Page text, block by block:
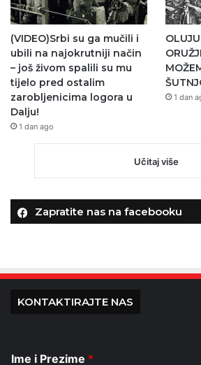
(VIDEO)Srbi su ga mučili i
ubili na najokrutniji način
– još živom spalili su mu
tijelo pred ostalim
zarobljenicima logora u
Dalju!
1 dan ago
1 dan
Učitaj više
Zapratite nas na facebooku
KONTAKTIRAJTE NAS
Ime i Prezime *